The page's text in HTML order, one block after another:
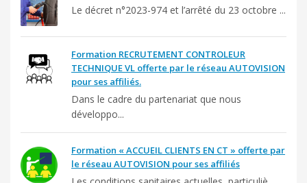
Le décret n°2023-974 et l’arrêté du 23 octobre ...
Formation RECRUTEMENT CONTROLEUR
TECHNIQUE VL offerte par le réseau AUTOVISION
pour ses affiliés.
Dans le cadre du partenariat que nous
développo...
Formation « ACCUEIL CLIENTS EN CT » offerte par
le réseau AUTOVISION pour ses affiliés